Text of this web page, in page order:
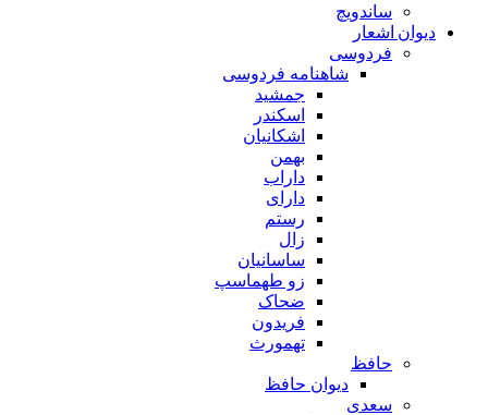
ساندویچ
دیوان اشعار
فردوسی
شاهنامه فردوسی
جمشید
اسکندر
اشکانیان
بهمن
داراب
دارای
رستم
زال
ساسانیان
زو طهماسپ‏
ضحاک
فریدون
تهمورث
حافظ
دیوان حافظ
سعدی